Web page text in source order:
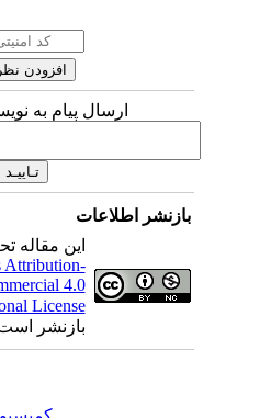
ارسال پیام به
بازنشر اطلاعات
این
Attribution-
4.0
License
بازنشر